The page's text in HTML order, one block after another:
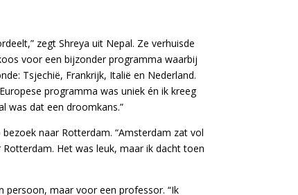
zegt Shreya uit Nepal. Ze verhuisde
voor een bijzonder programma waarbij
Tsjechië, Frankrijk, Italië en Nederland.
programma was uniek én ik kreeg
was dat een droomkans.”
naar Rotterdam. “Amsterdam zat vol
Het was leuk, maar ik dacht toen
persoon, maar voor een professor. “Ik